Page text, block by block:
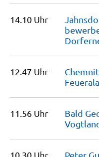
14.10 Uhr
12.47 Uhr
11.56 Uhr
Bald
10.30 Uhr Peter